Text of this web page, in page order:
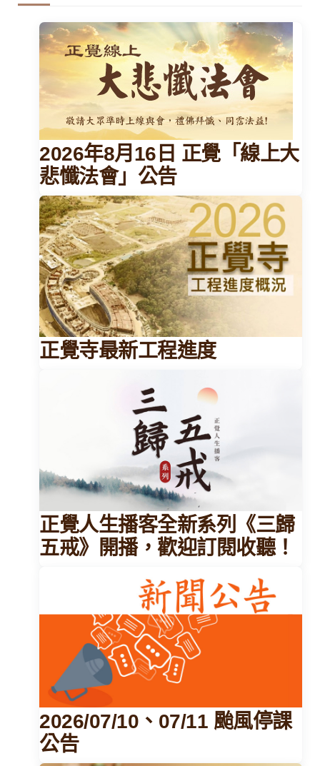
2026年8月16日 正覺「線上大
悲懺法會」公告
正覺寺最新工程進度
正覺人生播客全新系列《三歸
五戒》開播，歡迎訂閱收聽！
2026/07/10、07/11 颱風停課
公告